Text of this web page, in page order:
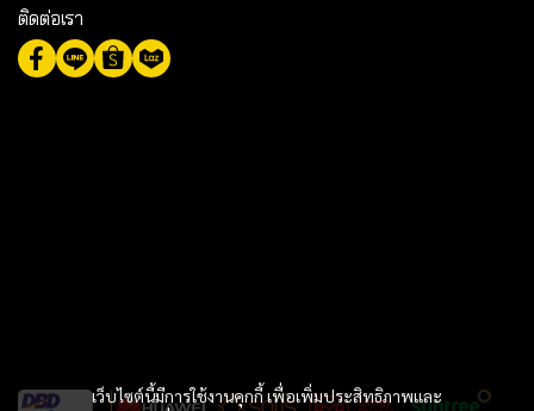
เว็บไซต์นี้มีการใช้งานคุกกี้ เพื่อเพิ่มประสิทธิภาพและ
ติดต่อเรา